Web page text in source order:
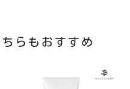
らもおすすめ